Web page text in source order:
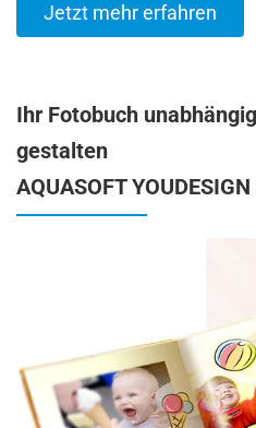
Jetzt mehr erfahren
Ihr Fotobuch
gestalten
AQUASOFT